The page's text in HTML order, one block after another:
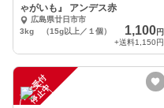
ゃがいも』 アンデス赤
広島県廿日市市
3kg （15g以上／１個）
1,100円
+送料1,150円
注
文
受
付
停
止
中